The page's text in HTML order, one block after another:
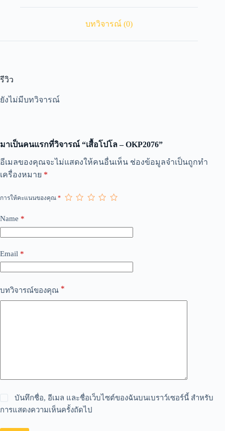
บทวิจารณ์ (0)
รีวิว
ยังไม่มีบทวิจารณ์
มาเป็นคนแรกที่วิจารณ์ “เสื้อโปโล – OKP2076”
อีเมลของคุณจะไม่แสดงให้คนอื่นเห็น ช่องข้อมูลจำเป็นถูกทำ
เครื่องหมาย *
การให้คะแนนของคุณ *
Name *
Email *
บทวิจารณ์ของคุณ *
บันทึกชื่อ, อีเมล และชื่อเว็บไซต์ของฉันบนเบราว์เซอร์นี้ สำหรับ
การแสดงความเห็นครั้งถัดไป
A
t
r
a
t
e